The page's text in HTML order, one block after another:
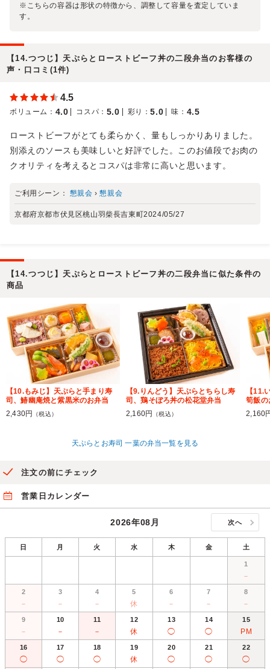
※こちらの容器は形状の特徴から、調整して容量を査定していま
す。
【14.つつじ】天ぷらとローストビーフ丼の二段弁当のお客様の
声・口コミ(1件)
4.5
ボリューム ： 4.0 コスパ ： 5.0 彩り ：5.0 味 ： 4.5
ローストビーフがとても柔らかく、量もしっかりありました。
別添えのソースも美味しいと好評でした。このお値段でお肉の
クオリティを考えるとコスパは非常に高いと思います。
ご利用シーン： 懇親会 ›懇親会
京都府京都市伏見区桃山羽柴長吉東町2024/05/27
【14.つつじ】天ぷらとローストビーフ丼の二段弁当に似た条件の
商品
【10.もみじ】天ぷらと手まり寿
司、鰆幽庵焼と紫黒米のお弁当
2,430円
（税込）
【9.りんどう】天ぷらとちらし寿
司、鶏そぼろ丼の松花堂弁当
2,160円
（税込）
【11.
筍飯の
2,160
天ぷらとお寿司 一葉の弁当一覧を見る
注文の前にチェック
営業日カレンダー
2026年08月 次へ
日 月 火 水 木 金 土
1
－
2
－
3
－
4
－
5
休
6
－
7
－
8
－
9
－
10
－
11
－
12
休
13
◯
14
◯
15
PM
16
◯
17
◯
18
◯
19
休
20
◯
21
◯
22
◯